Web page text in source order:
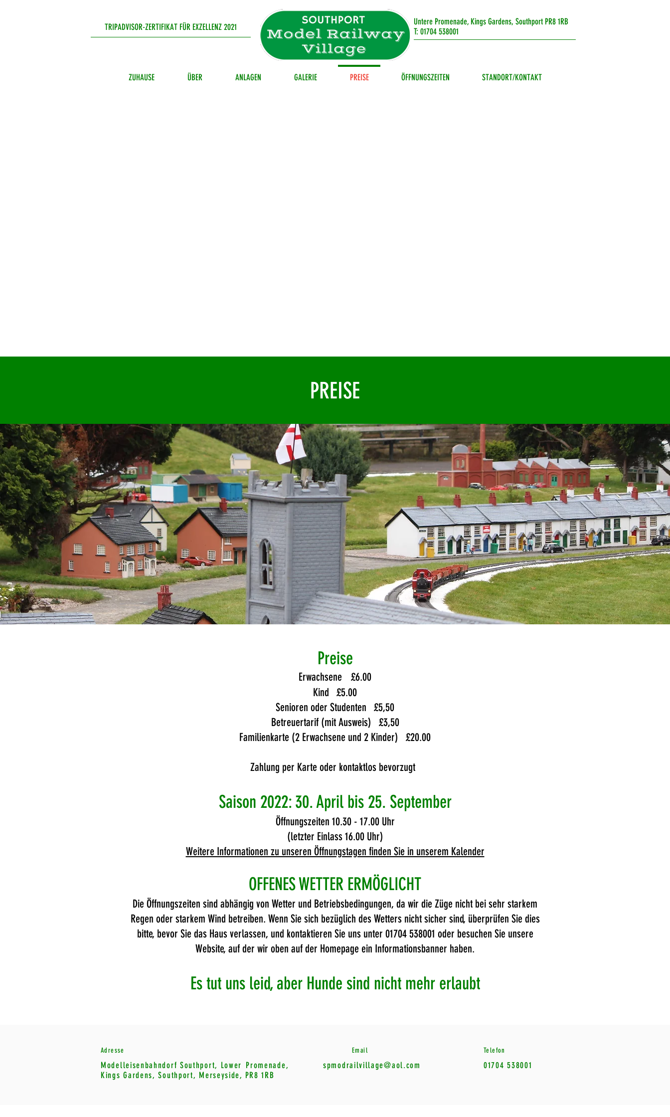
TRIPADVISOR-ZERTIFIKAT FÜR EXZELLENZ 2021
Untere Promenade, Kings Gardens, Southport PR8 1RB
T: 01704 538001
ZUHAUSE ÜBER ANLAGEN GALERIE PREISE ÖFFNUNGSZEITEN STANDORT/KONTAKT
PREISE
Preise
Erwachsene
£6.00
Kind £5.00
Senioren oder Studenten £5,50
Betreuertarif (mit Ausweis)
£3,50
Familienkarte (2 Erwachsene und 2 Kinder)
£20.00
Zahlung per Karte oder kontaktlos bevorzugt
Saison 2022: 30. April bis 25. September
Öffnungszeiten 10.30 - 17.00 Uhr
(letzter Einlass 16.00 Uhr)
Weitere Informationen zu unseren Öffnungstagen finden Sie in unserem Kalender
OFFENES WETTER ERMÖGLICHT
Die Öffnungszeiten sind abhängig von Wetter und Betriebsbedingungen, da wir die Züge nicht bei sehr starkem
Regen oder starkem Wind betreiben. Wenn Sie sich bezüglich des Wetters nicht sicher sind, überprüfen Sie dies
bitte, bevor Sie das Haus verlassen, und kontaktieren Sie uns unter 01704 538001 oder besuchen Sie unsere
Website, auf der wir oben auf der Homepage ein Informationsbanner haben.
Es tut uns leid, aber Hunde sind nicht mehr erlaubt
Adresse
Modelleisenbahndorf Southport, Lower Promenade,
Kings Gardens, Southport, Merseyside, PR8 1RB
Email
spmodrailvillage@aol.com
Telefon
01704 538001